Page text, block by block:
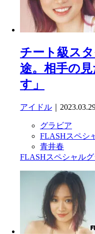
チート級ス
途。相手の
す」
アイドル ｜
グラビア
FLASHスペシ
青井春
FLASHスペシャル